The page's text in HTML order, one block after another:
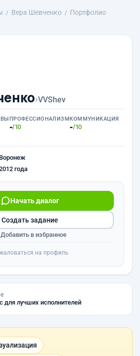
Вера Шевченко
Портфолио
›VVShev
ПРОФЕССИОНАЛИЗМ
-/10
КОММУНИКАЦИЯ
-/10
Воронеж
года
Начать диалог
Создать задание
Добавить в избранное
на профиль
для лучших исполнителей